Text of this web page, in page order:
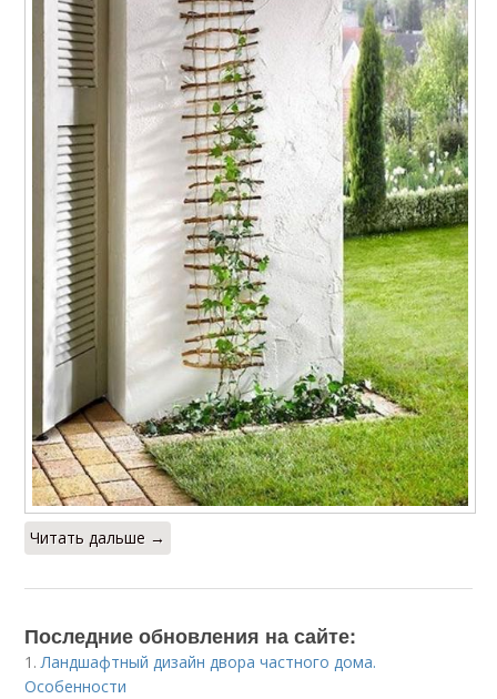
Читать дальше →
Последние обновления на сайте:
1.Ландшафтный дизайн двора частного дома.
Особенности